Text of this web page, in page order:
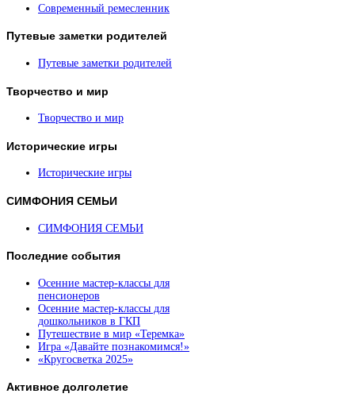
Современный ремесленник
Путевые заметки родителей
Путевые заметки родителей
Творчество и мир
Творчество и мир
Исторические игры
Исторические игры
СИМФОНИЯ СЕМЬИ
СИМФОНИЯ СЕМЬИ
Последние события
Осенние мастер-классы для
пенсионеров
Осенние мастер-классы для
дошкольников в ГКП
Путешествие в мир «Теремка»
Игра «Давайте познакомимся!»
«Кругосветка 2025»
Активное долголетие